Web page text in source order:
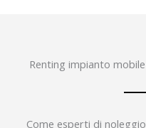
Renting impianto
Come esperti di